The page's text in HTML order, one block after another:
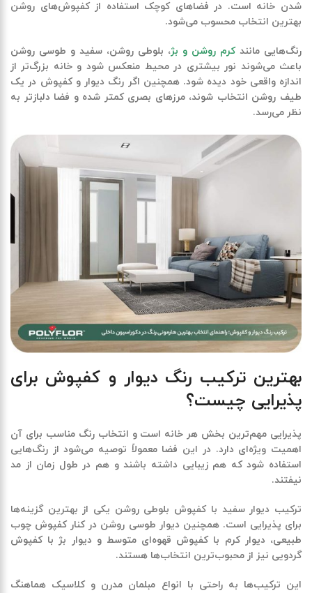
شدن خانه است. در فضاهای کوچک استفاده از کفپوش‌های روشن
بهترین انتخاب محسوب می‌شود.
رنگ‌هایی مانندکرم روشن و بژ، بلوطی روشن، سفید و طوسی روشن
باعث می‌شوند نور بیشتری در محیط منعکس شود و خانه بزرگ‌تر از
اندازه واقعی خود دیده شود. همچنین اگر رنگ دیوار و کفپوش در یک
طیف روشن انتخاب شوند، مرزهای بصری کمتر شده و فضا دلبازتر به
نظر می‌رسد.
بهترین ترکیب رنگ دیوار و کفپوش برای
پذیرایی چیست؟
پذیرایی مهم‌ترین بخش هر خانه است و انتخاب رنگ مناسب برای آن
اهمیت ویژه‌ای دارد. در این فضا معمولاً توصیه می‌شود از رنگ‌هایی
استفاده شود که هم زیبایی داشته باشند و هم در طول زمان از مد
نیفتند.
ترکیب دیوار سفید با کفپوش بلوطی روشن یکی از بهترین گزینه‌ها
برای پذیرایی است. همچنین دیوار طوسی روشن در کنار کفپوش چوب
طبیعی، دیوار کرم با کفپوش قهوه‌ای متوسط و دیوار بژ با کفپوش
گردویی نیز از محبوب‌ترین انتخاب‌ها هستند.
این ترکیب‌ها به راحتی با انواع مبلمان مدرن و کلاسیک هماهنگ